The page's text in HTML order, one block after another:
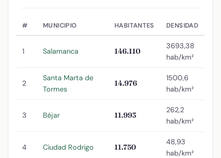
# MUNICIPIO HABITANTES DENSIDAD
1 Salamanca 146.110
3693,38
hab/km²
2
Santa Marta de
Tormes
14.976
1500,6
hab/km²
3 Béjar 11.993
262,2
hab/km²
4 Ciudad Rodrigo 11.750
48,93
hab/km²